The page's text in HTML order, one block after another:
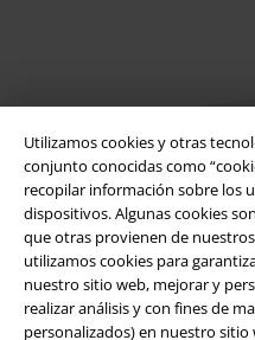
Utilizamos cookies y otras
conjunto conocidas como
recopilar información sobre los
dispositivos. Algunas cookies
que otras provienen de
utilizamos cookies para
nuestro sitio web, mejorar y
realizar análisis y con fines de
personalizados) en nuestro sitio
Legal
Términos y Condiciones
Aviso Legal